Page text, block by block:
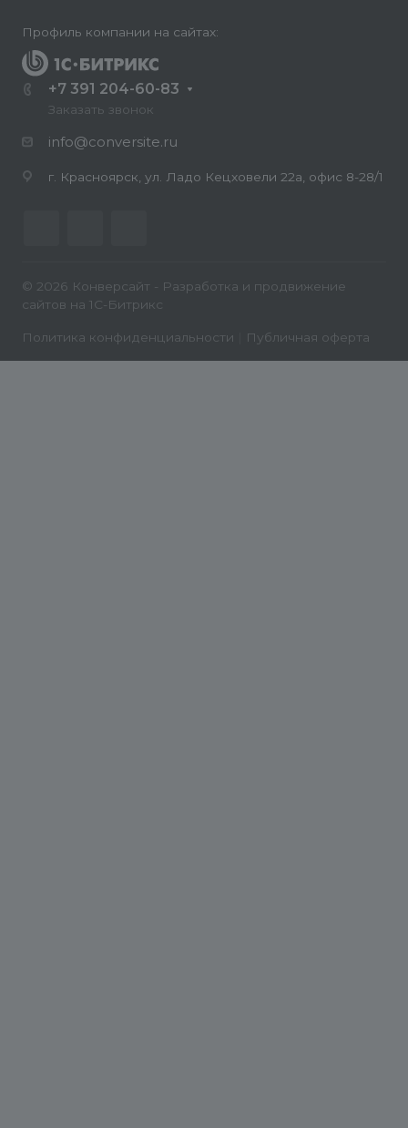
Профиль компании на сайтах:
+7 391 204-60-83
Заказать звонок
info@conversite.ru
г. Красноярск, ул. Ладо Кецховели 22а, офис 8-28/1
© 2026 Конверсайт - Разработка и продвижение
сайтов на 1С-Битрикс
Политика конфиденциальности Публичная оферта